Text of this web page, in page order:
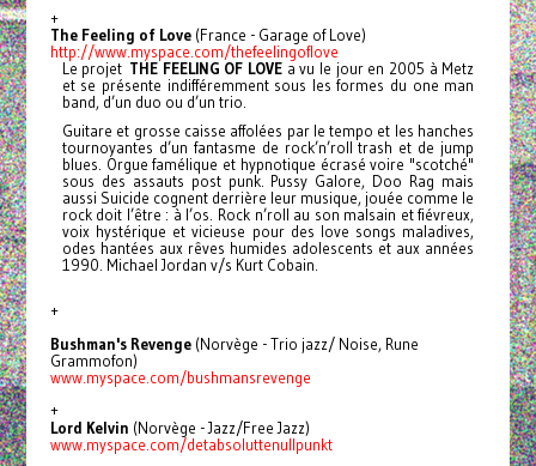
+
The Feeling of Love(France - Garage of Love)
http://www.myspace.com/thefeelingoflove
Le projet THE FEELING OF LOVE a vu le jour en 2005 à Metz
et se présente indifféremment sous les formes du one man
band, d’un duo ou d’un trio.
Guitare et grosse caisse affolées par le tempo et les hanches
tournoyantes d’un fantasme de rock’n’roll trash et de jump
blues. Orgue famélique et hypnotique écrasé voire "scotché"
sous des assauts post punk. Pussy Galore, Doo Rag mais
aussi Suicide cognent derrière leur musique, jouée comme le
rock doit l’être : à l’os. Rock n’roll au son malsain et fiévreux,
voix hystérique et vicieuse pour des love songs maladives,
odes hantées aux rêves humides adolescents et aux années
1990. Michael Jordan v/s Kurt Cobain.
+
Bushman's Revenge(Norvège - Trio jazz/ Noise, Rune
Grammofon)
www.myspace.com/bushmansrevenge
+
Lord Kelvin (Norvège - Jazz/Free Jazz)
www.myspace.com/detabsoluttenullpunkt